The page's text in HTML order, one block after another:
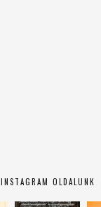
INSTAGRAM OLDALUNK